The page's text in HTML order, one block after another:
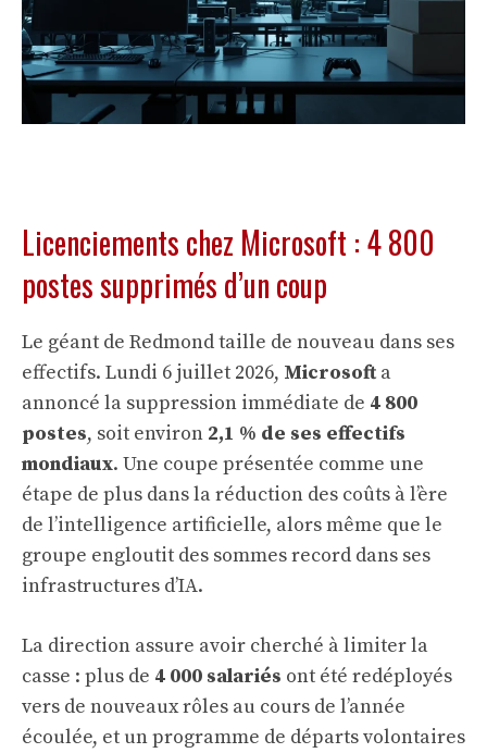
Licenciements chez Microsoft : 4 800
postes supprimés d’un coup
Le géant de Redmond taille de nouveau dans ses
effectifs. Lundi 6 juillet 2026, Microsofta
annoncé la suppression immédiate de 4 800
postes, soit environ 2,1 % de ses effectifs
mondiaux. Une coupe présentée comme une
étape de plus dans la réduction des coûts à l’ère
de l’intelligence artificielle, alors même que le
groupe engloutit des sommes record dans ses
infrastructures d’IA.
La direction assure avoir cherché à limiter la
casse : plus de 4 000 salariés ont été redéployés
vers de nouveaux rôles au cours de l’année
écoulée, et un programme de départs volontaires